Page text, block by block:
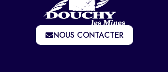
NOUS CONTACTER